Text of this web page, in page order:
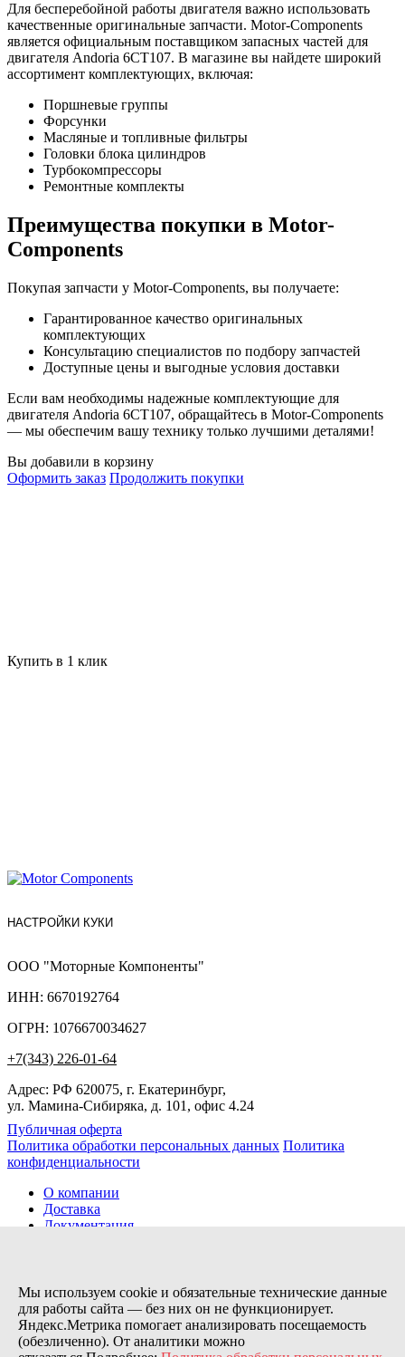
Для бесперебойной работы двигателя важно использовать
качественные оригинальные запчасти. Motor-Components
является официальным поставщиком запасных частей для
двигателя Andoria 6CT107. В магазине вы найдете широкий
ассортимент комплектующих, включая:
Поршневые группы
Форсунки
Масляные и топливные фильтры
Головки блока цилиндров
Турбокомпрессоры
Ремонтные комплекты
Преимущества покупки в Motor-
Components
Покупая запчасти у Motor-Components, вы получаете:
Гарантированное качество оригинальных
комплектующих
Консультацию специалистов по подбору запчастей
Доступные цены и выгодные условия доставки
Если вам необходимы надежные комплектующие для
двигателя Andoria 6CT107, обращайтесь в Motor-Components
— мы обеспечим вашу технику только лучшими деталями!
Вы добавили в корзину
Оформить заказ Продолжить покупки
Купить в 1 клик
НАСТРОЙКИ КУКИ
ООО "Моторные Компоненты"
ИНН: 6670192764
ОГРН: 1076670034627
+7(343) 226-01-64
Адрес: РФ 620075, г. Екатеринбург,
ул. Мамина-Сибиряка, д. 101, офис 4.24
Публичная оферта
Политика обработки персональных данных Политика
конфиденциальности
О компании
Доставка
Документация
Контакты
Заказов сегодня / Всего
33
Мы используем cookie и обязательные технические данные
для работы сайта — без них он не функционирует.
Яндекс.Метрика помогает анализировать посещаемость
(обезличенно). От аналитики можно